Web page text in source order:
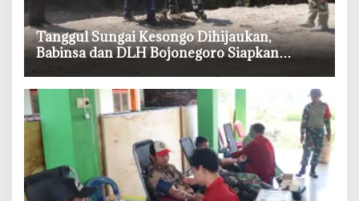
‎Tanggul Sungai Kesongo Dihijaukan,
Babinsa dan DLH Bojonegoro Siapkan